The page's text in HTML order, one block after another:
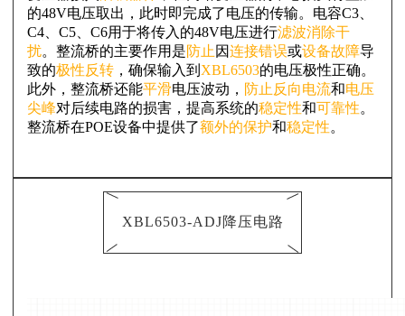
的48V电压取出，此时即完成了电压的传输。电容C3、
C4、C5、C6用于将传入的48V电压进行滤波消除干
扰。整流桥的主要作用是防止 因连接错误或设备故障导
致的极性反转，确保输入到 XBL6503的电压极性正确。
此外，整流桥还能平滑电压波动， 防止反向电流和电压
尖峰对后续电路的损害，提高系统的稳定性和可靠性。
整流桥在POE设备中提供了额外的保护和稳定性。
XBL6503-ADJ降压电路